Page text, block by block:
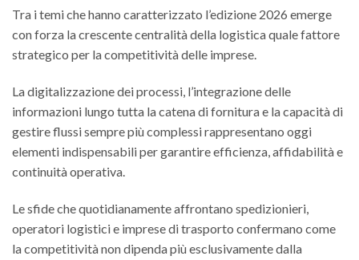
Tra i temi che hanno caratterizzato l’edizione 2026 emerge
con forza la crescente centralità della logistica quale fattore
strategico per la competitività delle imprese.
La digitalizzazione dei processi, l’integrazione delle
informazioni lungo tutta la catena di fornitura e la capacità di
gestire flussi sempre più complessi rappresentano oggi
elementi indispensabili per garantire efficienza, affidabilità e
continuità operativa.
Le sfide che quotidianamente affrontano spedizionieri,
operatori logistici e imprese di trasporto confermano come
la competitività non dipenda più esclusivamente dalla